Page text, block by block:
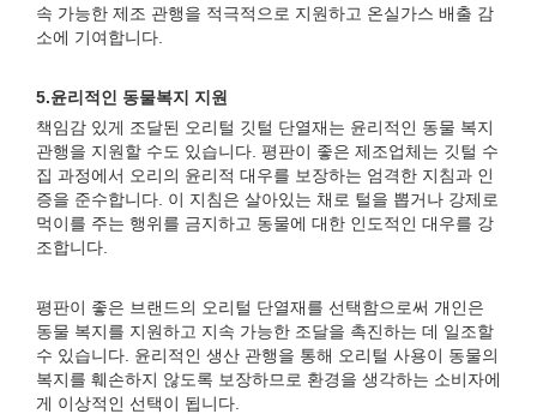
속 가능한 제조 관행을 적극적으로 지원하고 온실가스 배출 감
소에 기여합니다.
5.윤리적인 동물복지 지원
책임감 있게 조달된 오리털 깃털 단열재는 윤리적인 동물 복지
관행을 지원할 수도 있습니다. 평판이 좋은 제조업체는 깃털 수
집 과정에서 오리의 윤리적 대우를 보장하는 엄격한 지침과 인
증을 준수합니다. 이 지침은 살아있는 채로 털을 뽑거나 강제로
먹이를 주는 행위를 금지하고 동물에 대한 인도적인 대우를 강
조합니다.
평판이 좋은 브랜드의 오리털 단열재를 선택함으로써 개인은
동물 복지를 지원하고 지속 가능한 조달을 촉진하는 데 일조할
수 있습니다. 윤리적인 생산 관행을 통해 오리털 사용이 동물의
복지를 훼손하지 않도록 보장하므로 환경을 생각하는 소비자에
게 이상적인 선택이 됩니다.